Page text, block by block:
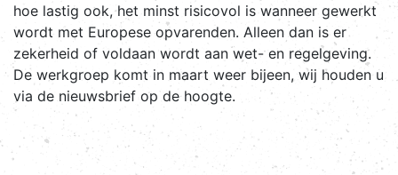
hoe lastig ook, het minst risicovol is wanneer gewerkt
wordt met Europese opvarenden. Alleen dan is er
zekerheid of voldaan wordt aan wet- en regelgeving.
De werkgroep komt in maart weer bijeen, wij houden u
via de nieuwsbrief op de hoogte.